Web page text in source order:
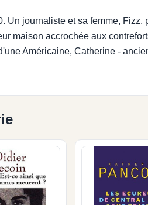
Un journaliste et sa femme,
maison accrochée aux
Américaine, Catherine -